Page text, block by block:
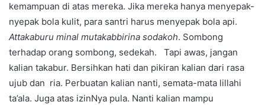
kemampuan di atas mereka. Jika mereka hanya menyepak-
nyepak bola kulit, para santri harus menyepak bola api.
Attakaburu minal mutakabbirina sodakoh. Sombong
terhadap orang sombong, sedekah. Tapi awas, jangan
kalian takabur. Bersihkan hati dan pikiran kalian dari rasa
ujub dan ria. Perbuatan kalian nanti, semata-mata lillahi
ta’ala. Juga atas izinNya pula. Nanti kalian mampu